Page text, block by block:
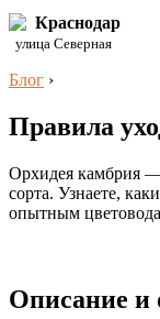
Краснодар
улица Северная
Блог ›
Правила
Орхидея камбрия —
сорта. Узнаете,
опытным
Описание и